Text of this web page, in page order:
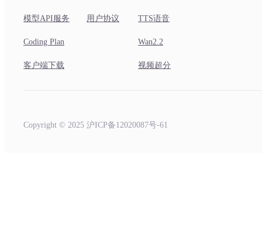
模型API服务
Coding Plan
客户端下载
用户协议 TTS语音
Wan2.2
视频超分
Copyright © 2025 沪ICP备12020087号-61